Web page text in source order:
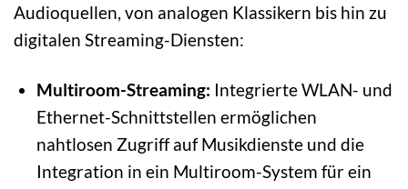
Audioquellen, von analogen Klassikern bis hin zu
digitalen Streaming-Diensten:
Multiroom-Streaming: Integrierte WLAN- und
Ethernet-Schnittstellen ermöglichen
nahtlosen Zugriff auf Musikdienste und die
Integration in ein Multiroom-System für ein